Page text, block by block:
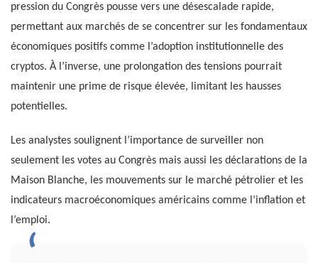
pression du Congrès pousse vers une désescalade rapide,
permettant aux marchés de se concentrer sur les fondamentaux
économiques positifs comme l’adoption institutionnelle des
cryptos. À l’inverse, une prolongation des tensions pourrait
maintenir une prime de risque élevée, limitant les hausses
potentielles.
Les analystes soulignent l’importance de surveiller non
seulement les votes au Congrès mais aussi les déclarations de la
Maison Blanche, les mouvements sur le marché pétrolier et les
indicateurs macroéconomiques américains comme l’inflation et
l’emploi.